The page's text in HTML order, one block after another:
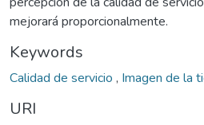
mejorará proporcionalmente.
Keywords
Calidad de servicio , Imagen de la
URI